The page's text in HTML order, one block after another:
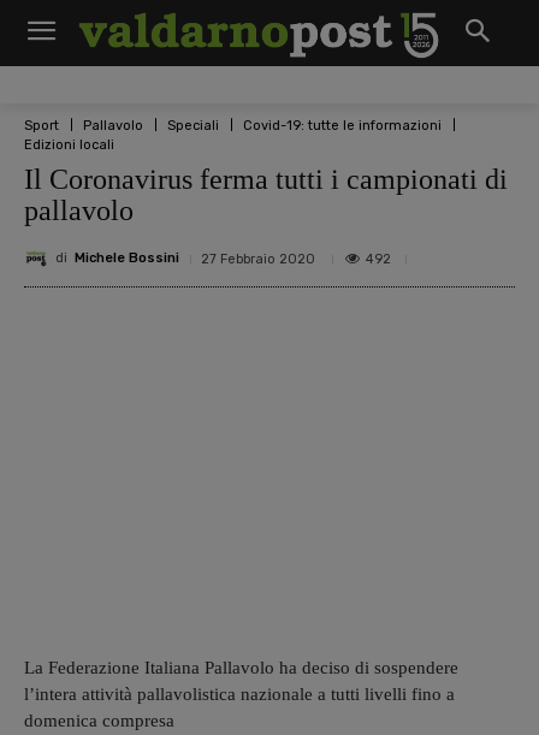
Sport Pallavolo Speciali
Covid-19: tutte le informazioni
Edizioni locali
Il Coronavirus ferma tutti i campionati di
pallavolo
di Michele Bossini 27 Febbraio 2020 492
La Federazione Italiana Pallavolo ha deciso di sospendere
l’intera attività pallavolistica nazionale a tutti livelli fino a
domenica compresa